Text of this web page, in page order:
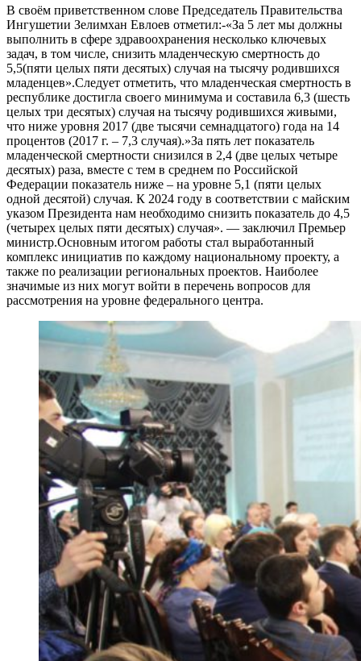
В своём приветственном слове Председатель Правительства
Ингушетии Зелимхан Евлоев отметил:-«За 5 лет мы должны
выполнить в сфере здравоохранения несколько ключевых
задач, в том числе, снизить младенческую смертность до
5,5(пяти целых пяти десятых) случая на тысячу родившихся
младенцев».Следует отметить, что младенческая смертность в
республике достигла своего минимума и составила 6,3 (шесть
целых три десятых) случая на тысячу родившихся живыми,
что ниже уровня 2017 (две тысячи семнадцатого) года на 14
процентов (2017 г. – 7,3 случая).»За пять лет показатель
младенческой смертности снизился в 2,4 (две целых четыре
десятых) раза, вместе с тем в среднем по Российской
Федерации показатель ниже – на уровне 5,1 (пяти целых
одной десятой) случая. К 2024 году в соответствии с майским
указом Президента нам необходимо снизить показатель до 4,5
(четырех целых пяти десятых) случая». — заключил Премьер
министр.Основным итогом работы стал выработанный
комплекс инициатив по каждому национальному проекту, а
также по реализации региональных проектов. Наиболее
значимые из них могут войти в перечень вопросов для
рассмотрения на уровне федерального центра.